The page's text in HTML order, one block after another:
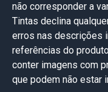
não corresponder a
Tintas declina
erros nas descrições
referências do
conter imagens com
que podem não estar